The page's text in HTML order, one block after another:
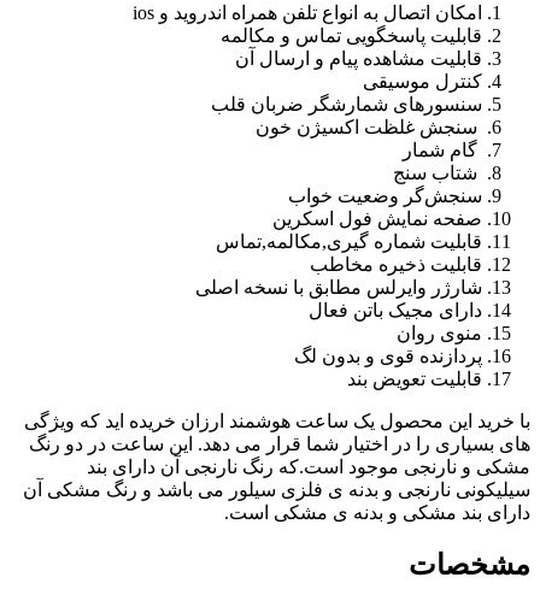
امکان اتصال به انواع تلفن همراه اندروید و ios
قابلیت پاسخگویی تماس و مکالمه
قابلیت مشاهده پیام و ارسال آن
کنترل موسیقی
سنسورهای شمارشگر ضربان قلب
سنجش غلظت اکسیژن خون
گام شمار
شتاب سنج
سنجش‌گر وضعیت خواب
صفحه نمایش فول اسکرین
قابلیت شماره گیری,مکالمه,تماس
قابلیت ذخیره مخاطب
شارژر وایرلس مطابق با نسخه اصلی
دارای مجیک باتن فعال
منوی روان
پردازنده قوی و بدون لگ
قابلیت تعویض بند
خرید این محصول یک ساعت هوشمند ارزان خریده اید که ویژگی
بسیاری را در اختیار شما قرار می دهد. این ساعت در دو رنگ
و نارنجی موجود است.که رنگ نارنجی آن دارای بند
نارنجی و بدنه ی فلزی سیلور می باشد و رنگ مشکی آن
بند مشکی و بدنه ی مشکی است.